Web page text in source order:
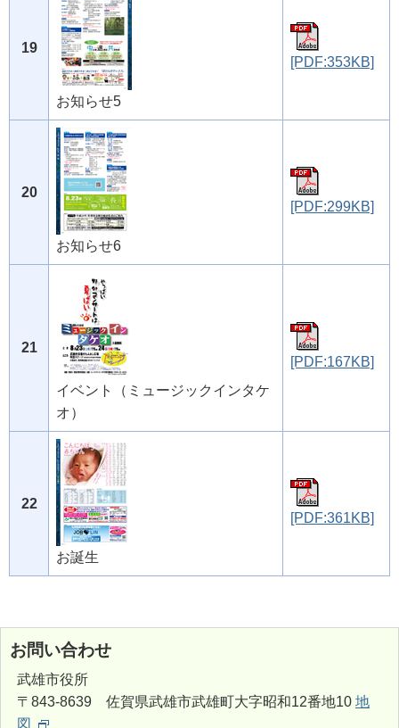
19
お知らせ5
[PDF:353KB]
20
お知らせ6
[PDF:299KB]
21
イベント（ミュージックインタケ
オ）
[PDF:167KB]
22
お誕生
[PDF:361KB]
お問い合わせ
武雄市役所
〒843-8639 佐賀県武雄市武雄町大字昭和12番地10 地
図